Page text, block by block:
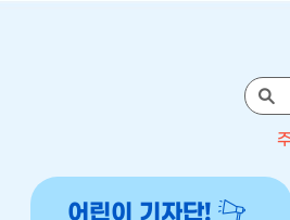
1위
어린이 기자단!